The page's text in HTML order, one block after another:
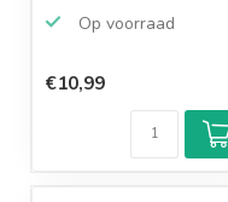
Op voorraad
€10,99